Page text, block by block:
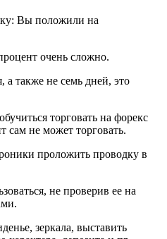
Вы положили на
очень сложно.
а также не семь дней, это
торговать на форекс
сам не может торговать.
проложить проводку в
не проверив ее на
зеркала, выставить